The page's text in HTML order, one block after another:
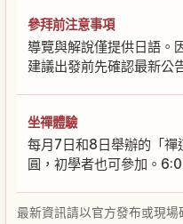
參拜前注意事項
導覽與解說僅提供日語。
建議出發前先確認最新公
坐禪體驗
每月7日和8日舉辦的「
圓，初學者也可參加。
最新資訊請以官方發布或現場